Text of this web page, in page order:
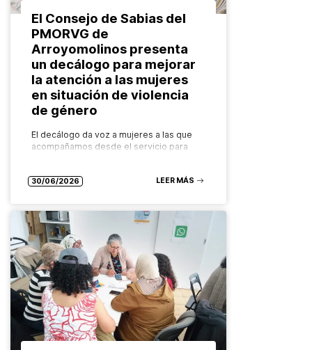
El Consejo de Sabias del
PMORVG de
Arroyomolinos presenta
un decálogo para mejorar
la atención a las mujeres
en situación de violencia
de género
El decálogo da voz a mujeres a las que
acompañamos desde el servicio para
derechos, con el valor añadido de…
30/06/2026 LEER MÁS